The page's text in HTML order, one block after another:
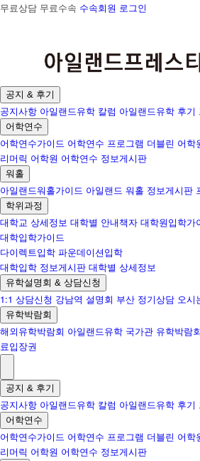
무료상담 무료수속 수속회원 로그인
공지 & 후기
공지사항 아일랜드유학 칼럼 아일랜드유학 후기
어학연수
어학연수가이드 어학연수 프로그램 더블린 어학
리머릭 어학원 어학연수 정보게시판
워홀
아일랜드워홀가이드 아일랜드 워홀 정보게시판
학위과정
대학교 상세정보 대학별 안내책자 대학원입학가
대학입학가이드
다이렉트입학 파운데이션입학
대학입학 정보게시판 대학별 상세정보
유학설명회 & 상담신청
1:1 상담신청 강남역 설명회 부산 정기상담 오시
유학박람회
해외유학박람회 아일랜드유학 국가관 유학박람
료입장권
공지 & 후기
공지사항 아일랜드유학 칼럼 아일랜드유학 후기
어학연수
어학연수가이드 어학연수 프로그램 더블린 어학
리머릭 어학원 어학연수 정보게시판